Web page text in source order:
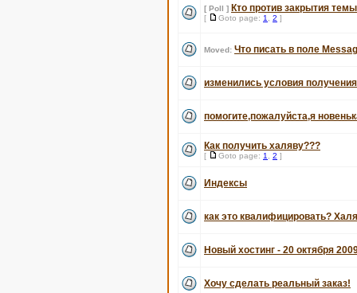
[ Poll ] Кто против закрытия
[ Goto page: 1 2 ]
Moved: Что писать в поле
изменились условия
помогите,пожалуйста,я
Как получить халяву???
[ Goto page: 1 2 ]
Индексы
как это квалифицировать?
Новый хостинг - 20 октября
Хочу сделать реальный заказ!